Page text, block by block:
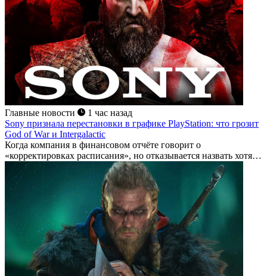
Главные новости
1 час назад
Sony признала перестановки в графике PlayStation: что грозит
God of War и Intergalactic
Когда компания в финансовом отчёте говорит о
«корректировках расписания», но отказывается назвать хотя
бы одну игру — это верный признак,...